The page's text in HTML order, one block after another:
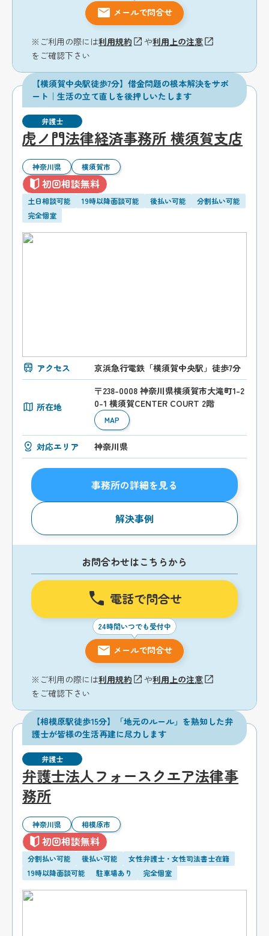
メールで問合せ
※ご利用の際には利用規約 や利用上の注意
をご確認下さい
【横須賀中央駅徒歩7分】借金問題の根本解決をサポ
ート｜生活の立て直しを後押しいたします
弁護士
虎ノ門法律経済事務所 横須賀支店
神奈川県 横須賀市
初回相談無料
土日相談可能 19時以降面談可能 後払い可能
分割払い可能
完全個室
アクセス 京浜急行電鉄「横須賀中央駅」徒歩7分
所在地
〒238-0008 神奈川県横須賀市大滝町1-2
0-1 横須賀CENTER COURT 2階
MAP
対応エリア 神奈川県
事務所の詳細を見る
解決事例
お問合わせはこちらから
電話で問合せ
24時間いつでも受付中
メールで問合せ
※ご利用の際には利用規約 や利用上の注意
をご確認下さい
【相模原駅徒歩15分】「地元のルール」を熟知した弁
護士が皆様の生活再建に尽力します
弁護士
弁護士法人フォースクエア法律事
務所
神奈川県 相模原市
初回相談無料
分割払い可能 後払い可能
女性弁護士・女性司法書士在籍
19時以降面談可能
駐車場あり 完全個室